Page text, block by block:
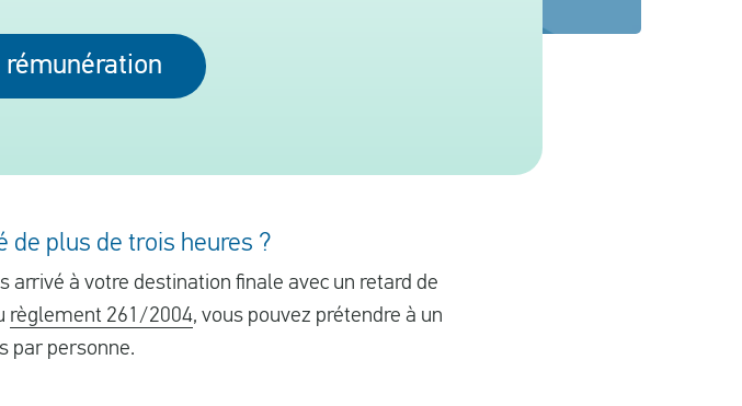
de plus de trois heures ?
à votre destination finale avec un retard de
règlement 261/2004, vous pouvez prétendre à un
par personne.